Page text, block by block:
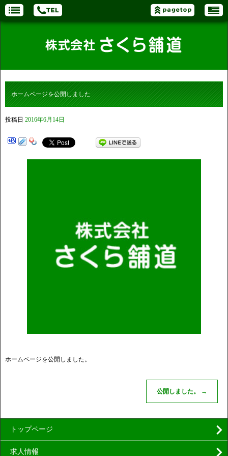
ホームページを公開しました
投稿日 2016年6月14日
ホームページを公開しました。
公開しました。 →
トップページ
求人情報